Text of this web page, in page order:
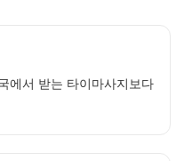
에서 받는 타이마사지보다